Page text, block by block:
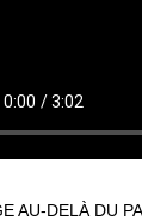
AU-DELÀ DU